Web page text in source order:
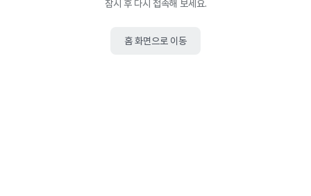
잠시 후 다시 접속해 보세요.
홈 화면으로 이동